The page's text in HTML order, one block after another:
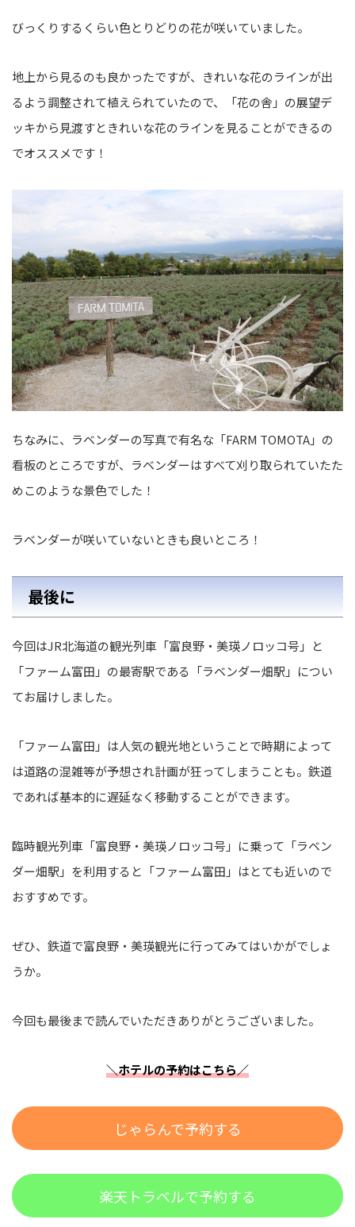
びっくりするくらい色とりどりの花が咲いていました。
地上から見るのも良かったですが、きれいな花のラインが出
るよう調整されて植えられていたので、「花の舎」の展望デ
ッキから見渡すときれいな花のラインを見ることができるの
でオススメです！
ちなみに、ラベンダーの写真で有名な「FARM TOMOTA」の
看板のところですが、ラベンダーはすべて刈り取られていたた
めこのような景色でした！
ラベンダーが咲いていないときも良いところ！
最後に
今回はJR北海道の観光列車「富良野・美瑛ノロッコ号」と
「ファーム富田」の最寄駅である「ラベンダー畑駅」につい
てお届けしました。
「ファーム富田」は人気の観光地ということで時期によって
は道路の混雑等が予想され計画が狂ってしまうことも。鉄道
であれば基本的に遅延なく移動することができます。
臨時観光列車「富良野・美瑛ノロッコ号」に乗って「ラベン
ダー畑駅」を利用すると「ファーム富田」はとても近いので
おすすめです。
ぜひ、鉄道で富良野・美瑛観光に行ってみてはいかがでしょ
うか。
今回も最後まで読んでいただきありがとうございました。
＼ホテルの予約はこちら／
じゃらんで予約する
楽天トラベルで予約する